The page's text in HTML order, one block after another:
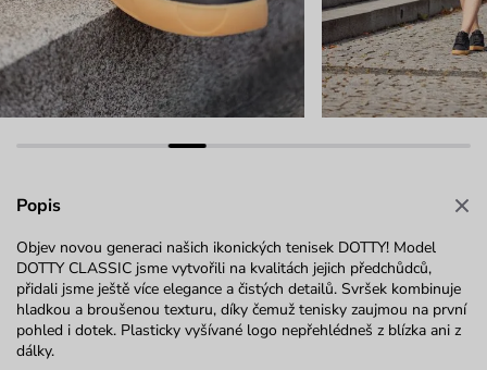
Popis
Objev novou generaci našich ikonických tenisek DOTTY! Model
DOTTY CLASSIC jsme vytvořili na kvalitách jejich předchůdců,
přidali jsme ještě více elegance a čistých detailů. Svršek kombinuje
hladkou a broušenou texturu, díky čemuž tenisky zaujmou na první
pohled i dotek. Plasticky vyšívané logo nepřehlédneš z blízka ani z
dálky.